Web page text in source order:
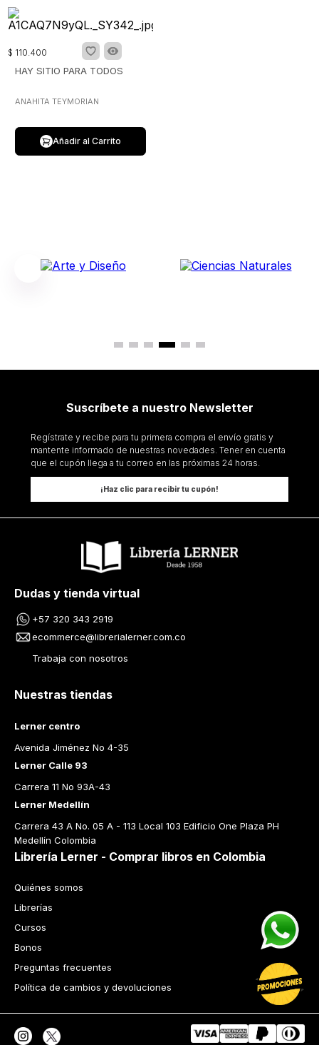
$ 110.400
HAY SITIO PARA TODOS
ANAHITA TEYMORIAN
Añadir al Carrito
Suscríbete a nuestro Newsletter
Regístrate y recibe para tu primera compra el envío gratis y
mantente informado de nuestras novedades. Tener en cuenta
que el cupón llega a tu correo en las próximas 24 horas.
¡Haz clic para recibir tu cupón!
Dudas y tienda virtual
+57 320 343 2919
ecommerce@librerialerner.com.co
Trabaja con nosotros
Nuestras tiendas
Lerner centro
Avenida Jiménez No 4-35
Lerner Calle 93
Carrera 11 No 93A-43
Lerner Medellín
Carrera 43 A No. 05 A - 113 Local 103 Edificio One Plaza PH
Medellín Colombia
Librería Lerner - Comprar libros en Colombia
Quiénes somos
Librerías
Cursos
Bonos
Preguntas frecuentes
Política de cambios y devoluciones